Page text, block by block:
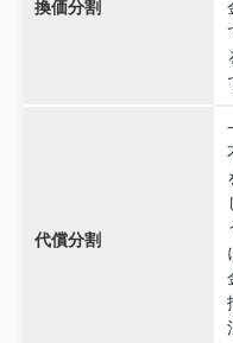
換価分割
代償分割